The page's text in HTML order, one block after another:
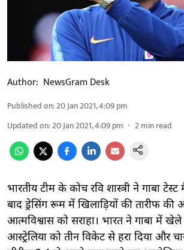
Author: NewsGram Desk
Published on:20 Jan 2021, 4:09 pm
Updated on:20 Jan 2021, 4:09 pm 2min read
भारतीय टीम के कोच रवि शास्त्री ने गाबा
बाद ड्रेसिंग रूम में खिलाड़ियों की तारीफ
आत्मविश्वास को सराहा। भारत ने गाबा में
आस्ट्रेलिया को तीन विकेट से हरा दिया और